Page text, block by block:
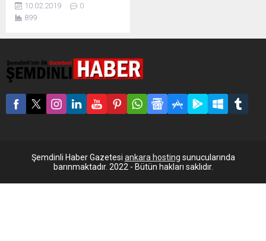
'Sandıkta hesap soracağız’
diyerek hükümete tepkilerini
Ankara’da düzenledikleri
mitingte bir araya geldi.
Anıtkabir’de bulaşarak saygı
duruşunda bulunan EYT’liler,
saat 13.00’da Ankara Nazım
kazanacağız”, “Vur vur
10.02.2019
0
899
Şemdinli Haber Gazetesi ankara hosting sunucularında
barınmaktadır. 2022 - Bütün hakları saklıdır.